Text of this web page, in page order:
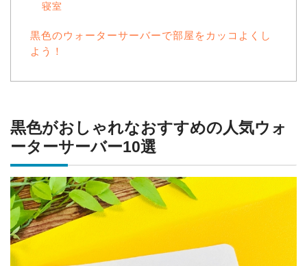
寝室
黒色のウォーターサーバーで部屋をカッコよくし
よう！
黒色がおしゃれなおすすめの人気ウォ
ーターサーバー10選